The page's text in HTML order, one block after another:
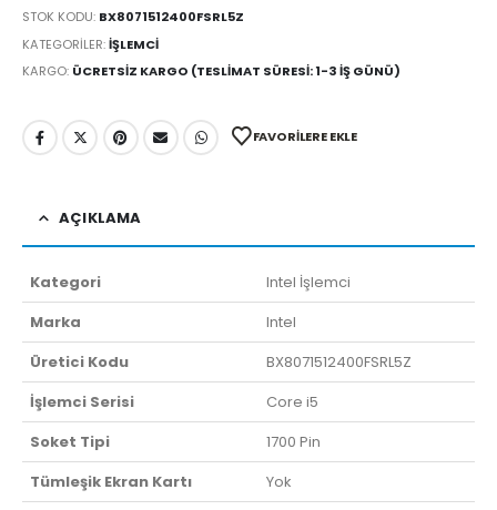
STOK KODU: BX8071512400FSRL5Z
KATEGORILER:İŞLEMCI
KARGO: ÜCRETSIZ KARGO (TESLIMAT SÜRESI: 1-3 İŞ GÜNÜ)
FAVORILERE EKLE
AÇIKLAMA
Kategori
Intel İşlemci
Marka
Intel
Üretici Kodu
BX8071512400FSRL5Z
İşlemci Serisi
Core i5
Soket Tipi
1700 Pin
Tümleşik Ekran Kartı
Yok